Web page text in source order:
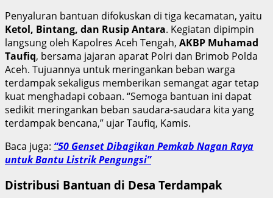
Penyaluran bantuan difokuskan di tiga kecamatan, yaitu
Ketol, Bintang, dan Rusip Antara. Kegiatan dipimpin
langsung oleh Kapolres Aceh Tengah, AKBP Muhamad
Taufiq, bersama jajaran aparat Polri dan Brimob Polda
Aceh. Tujuannya untuk meringankan beban warga
terdampak sekaligus memberikan semangat agar tetap
kuat menghadapi cobaan. “Semoga bantuan ini dapat
sedikit meringankan beban saudara-saudara kita yang
terdampak bencana,” ujar Taufiq, Kamis.
Baca juga: “50 Genset Dibagikan Pemkab Nagan Raya
untuk Bantu Listrik Pengungsi”
Distribusi Bantuan di Desa Terdampak